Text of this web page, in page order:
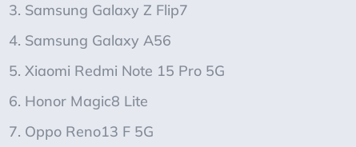
3. Samsung Galaxy Z Flip7
4. Samsung Galaxy A56
5. Xiaomi Redmi Note 15 Pro 5G
6. Honor Magic8 Lite
7. Oppo Reno13 F 5G